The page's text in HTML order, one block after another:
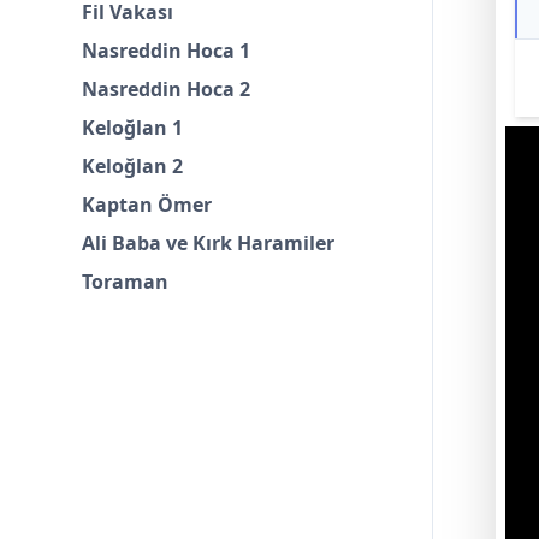
Fil Vakası
Nasreddin Hoca 1
Nasreddin Hoca 2
Keloğlan 1
Keloğlan 2
Kaptan Ömer
Ali Baba ve Kırk Haramiler
Toraman